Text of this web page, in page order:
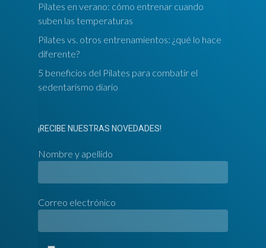
Pilates en verano: cómo entrenar cuando
suben las temperaturas
Pilates vs. otros entrenamientos: ¿qué lo hace
diferente?
5 beneficios del Pilates para combatir el
sedentarismo diario
¡RECIBE NUESTRAS NOVEDADES!
Nombre y apellido
Correo electrónico